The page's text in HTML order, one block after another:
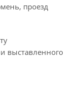
проезд
выставленного